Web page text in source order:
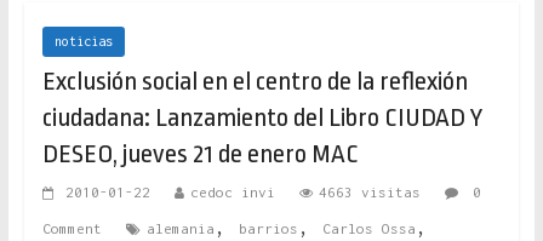
noticias
Exclusión social en el centro de la reflexión
ciudadana: Lanzamiento del Libro CIUDAD Y
DESEO, jueves 21 de enero MAC
2010-01-22 cedoc invi 4663 visitas 0
Comment alemania , barrios , Carlos Ossa ,